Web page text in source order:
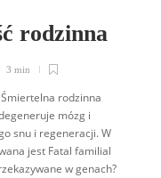
rodzinna
3 min
rodzinna
mózg i
snu i regeneracji. W
jest Fatal familial
w genach?